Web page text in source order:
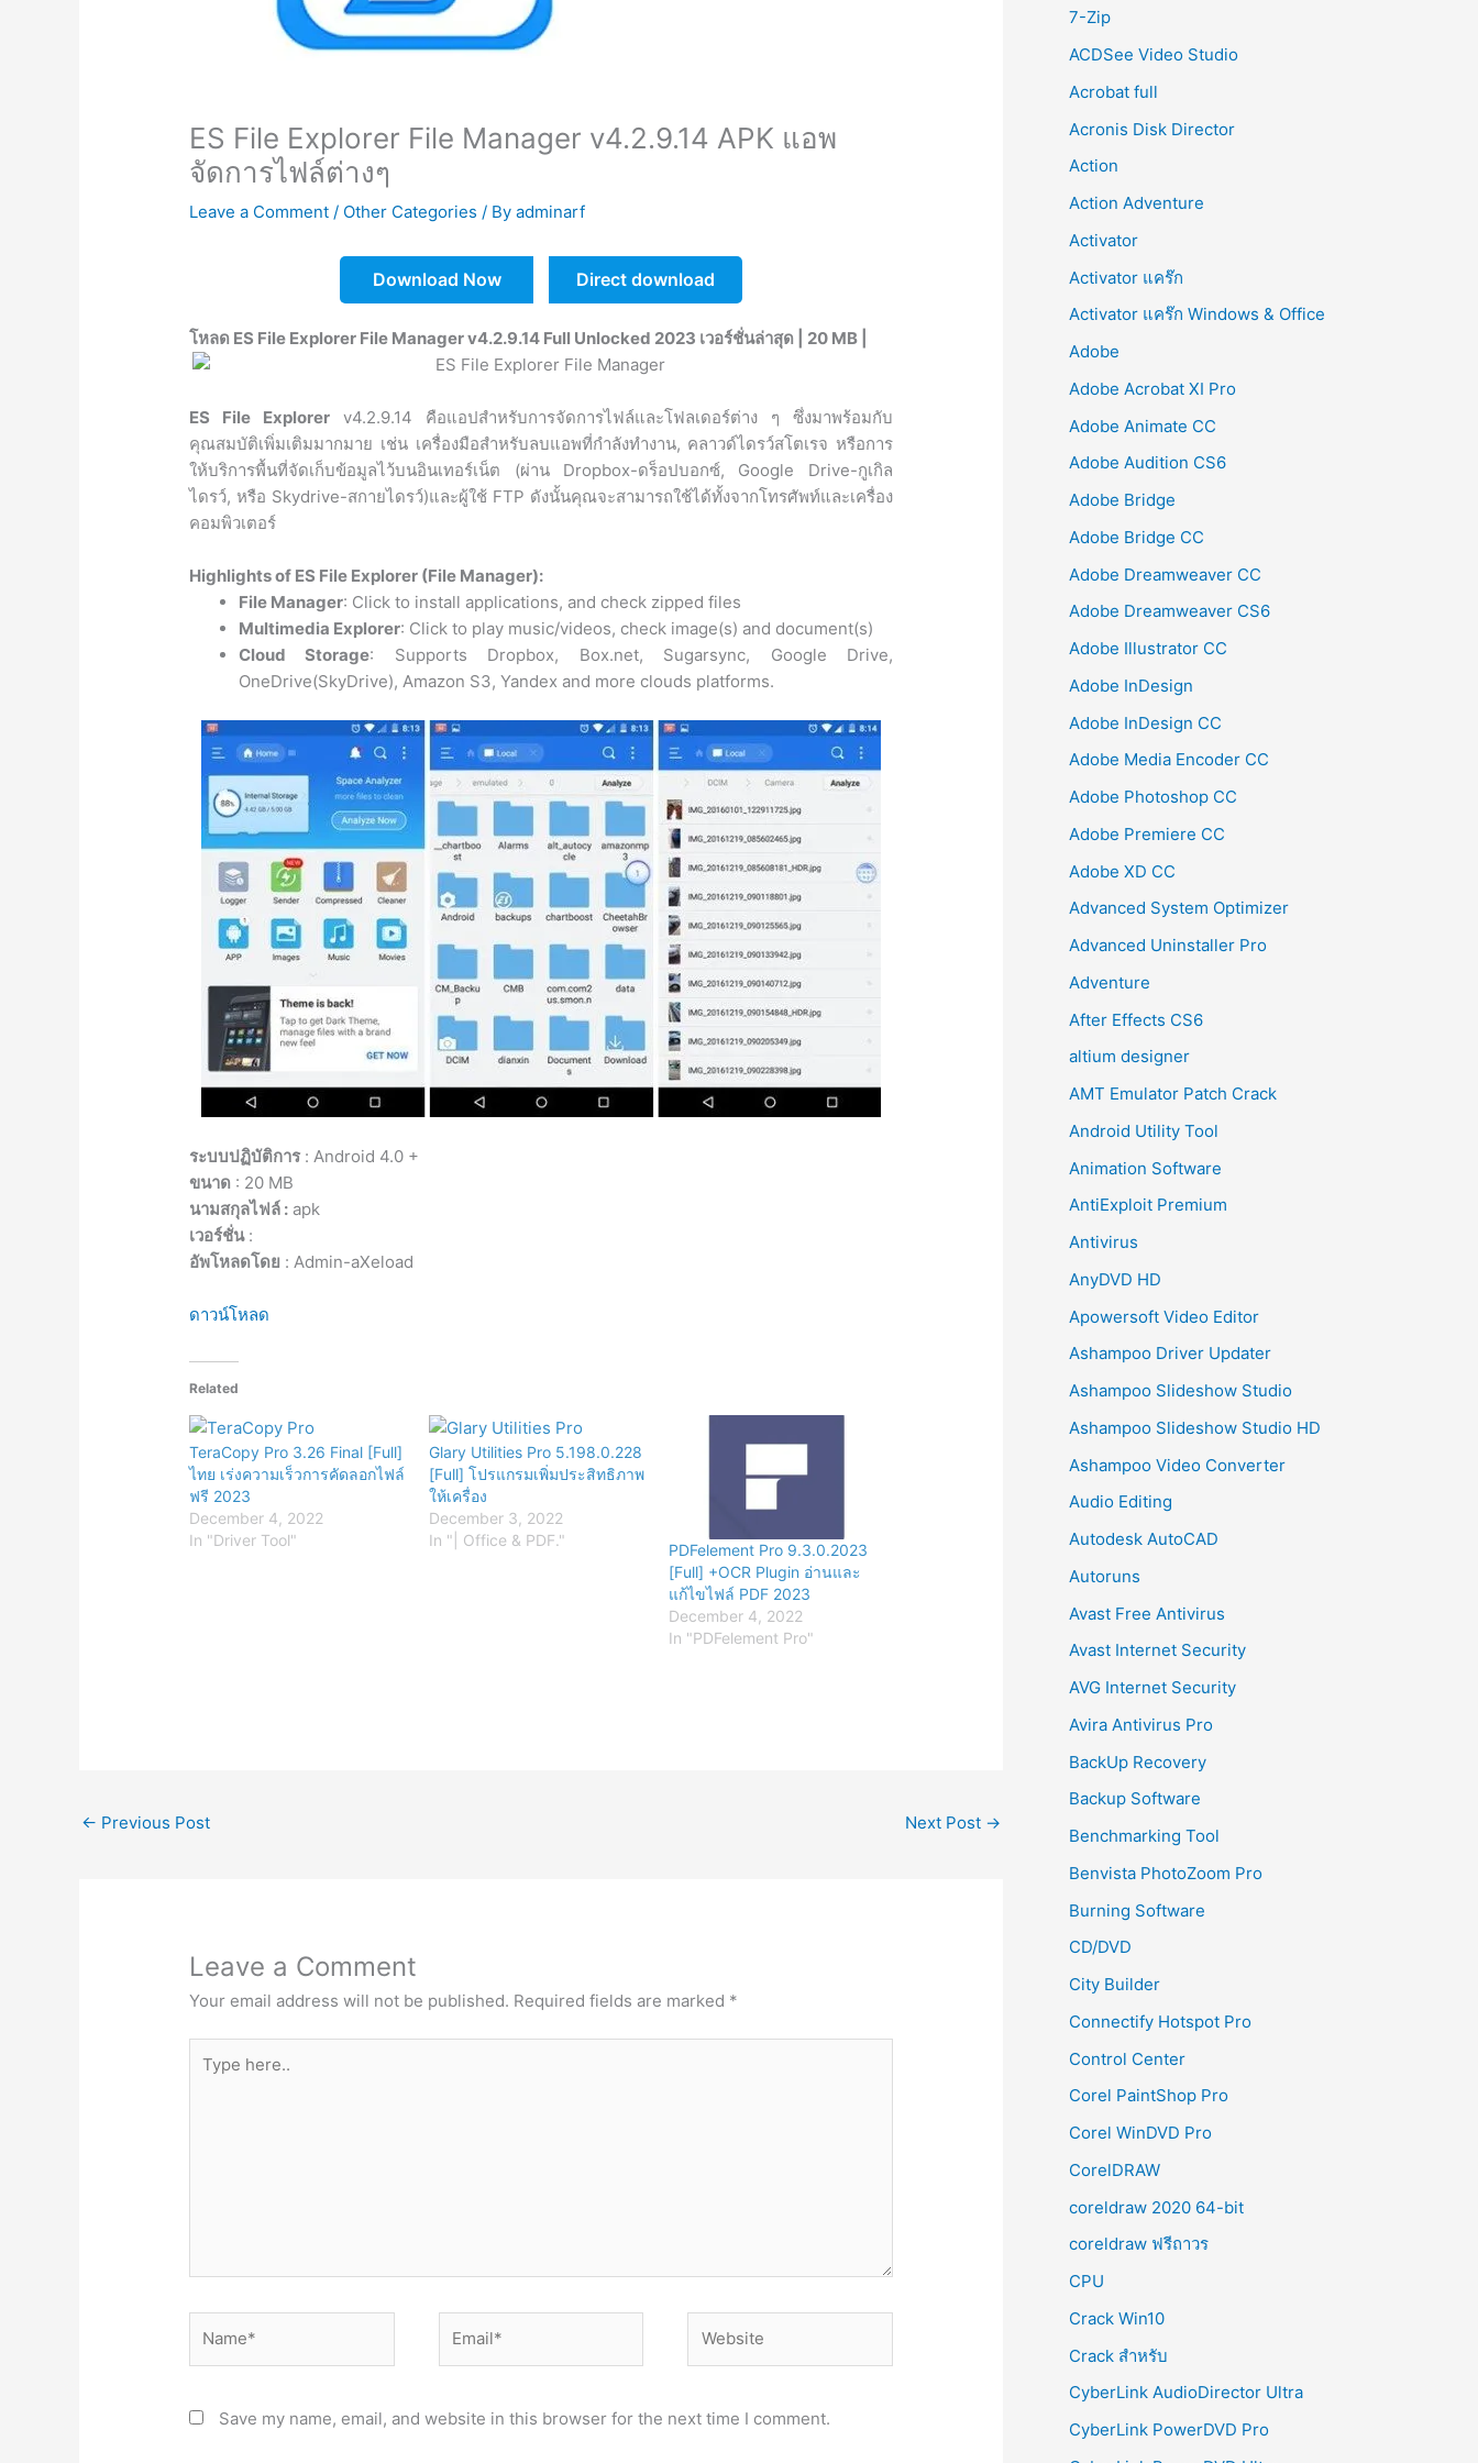
ES File Explorer File Manager v4.2.9.14 APK แอพ
จัดการไฟล์ต่างๆ
Leave a Comment / Other Categories / Byadminarf
Download Now Direct download
โหลด ES File Explorer File Manager v4.2.9.14 Full Unlocked 2023 เวอร์ชั่นล่าสุด | 20 MB |
ES File Explorer v4.2.9.14 คือแอปสำหรับการจัดการไฟล์และโฟลเดอร์ต่าง ๆ ซึ่งมาพร้อมกับ
คุณสมบัติเพิ่มเติมมากมาย เช่น เครื่องมือสำหรับลบแอพที่กำลังทำงาน, คลาวด์ไดรว์สโตเรจ หรือการ
ให้บริการพื้นที่จัดเก็บข้อมูลไว้บนอินเทอร์เน็ต (ผ่าน Dropbox-ดร็อปบอกซ์, Google Drive-กูเกิล
ไดรว์, หรือ Skydrive-สกายไดรว์)และผู้ใช้ FTP ดังนั้นคุณจะสามารถใช้ได้ทั้งจากโทรศัพท์และเครื่อง
คอมพิวเตอร์
Highlights of ES File Explorer (File Manager):
File Manager: Click to install applications, and check zipped files
Multimedia Explorer: Click to play music/videos, check image(s) and document(s)
Cloud Storage: Supports Dropbox, Box.net, Sugarsync, Google Drive,
OneDrive(SkyDrive), Amazon S3, Yandex and more clouds platforms.
ระบบปฏิบัติการ: Android 4.0 +
ขนาด : 20 MB
นามสกุลไฟล์ : apk
เวอร์ชั่น:
อัพโหลดโดย : Admin-aXeload
ดาวน์โหลด
Related
TeraCopy Pro 3.26 Final [Full]
ไทย เร่งความเร็วการคัดลอกไฟล์
ฟรี 2023
December 4, 2022
In "Driver Tool"
Glary Utilities Pro 5.198.0.228
[Full] โปรแกรมเพิ่มประสิทธิภาพ
ให้เครื่อง
December 3, 2022
In "| Office & PDF."
PDFelement Pro 9.3.0.2023
[Full] +OCR Plugin อ่านและ
แก้ไขไฟล์ PDF 2023
December 4, 2022
In "PDFelement Pro"
← Previous Post Next Post →
Leave a Comment
Your email address will not be published. Required fields are marked *
here..
Save my name, email, and website in this browser for the next time I comment.
r
7-Zip
ACDSee Video Studio
Acrobat full
Acronis Disk Director
Action
Action Adventure
Activator
Activator แคร๊ก
Activator แคร๊ก Windows & Office
Adobe
Adobe Acrobat XI Pro
Adobe Animate CC
Adobe Audition CS6
Adobe Bridge
Adobe Bridge CC
Adobe Dreamweaver CC
Adobe Dreamweaver CS6
Adobe Illustrator CC
Adobe InDesign
Adobe InDesign CC
Adobe Media Encoder CC
Adobe Photoshop CC
Adobe Premiere CC
Adobe XD CC
Advanced System Optimizer
Advanced Uninstaller Pro
Adventure
After Effects CS6
altium designer
AMT Emulator Patch Crack
Android Utility Tool
Animation Software
AntiExploit Premium
Antivirus
AnyDVD HD
Apowersoft Video Editor
Ashampoo Driver Updater
Ashampoo Slideshow Studio
Ashampoo Slideshow Studio HD
Ashampoo Video Converter
Audio Editing
Autodesk AutoCAD
Autoruns
Avast Free Antivirus
Avast Internet Security
AVG Internet Security
Avira Antivirus Pro
BackUp Recovery
Backup Software
Benchmarking Tool
Benvista PhotoZoom Pro
Burning Software
CD/DVD
City Builder
Connectify Hotspot Pro
Control Center
Corel PaintShop Pro
Corel WinDVD Pro
CorelDRAW
coreldraw 2020 64-bit
coreldraw ฟรีถาวร
CPU
Crack Win10
Crack สำหรับ
CyberLink AudioDirector Ultra
CyberLink PowerDVD Pro